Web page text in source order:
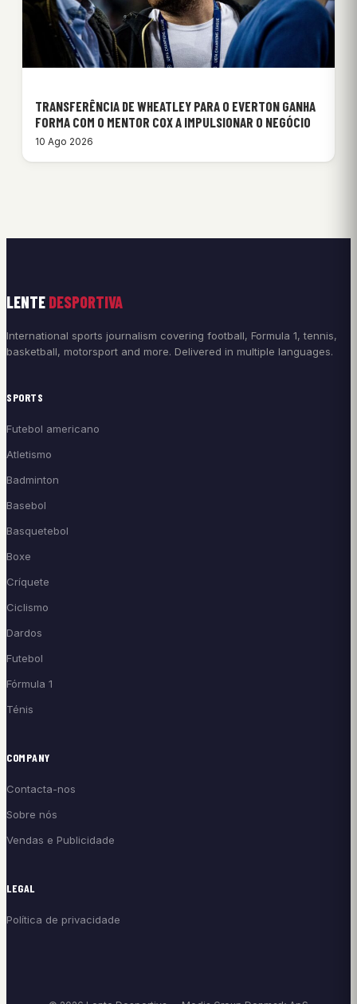
TRANSFERÊNCIA DE WHEATLEY PARA O EVERTON GANHA
FORMA COM O MENTOR COX A IMPULSIONAR O NEGÓCIO
10 Ago 2026
LENTE DESPORTIVA
International sports journalism covering football, Formula 1, tennis,
basketball, motorsport and more. Delivered in multiple languages.
SPORTS
Futebol americano
Atletismo
Badminton
Basebol
Basquetebol
Boxe
Críquete
Ciclismo
Dardos
Futebol
Fórmula 1
Ténis
COMPANY
Contacta-nos
Sobre nós
Vendas e Publicidade
LEGAL
Política de privacidade